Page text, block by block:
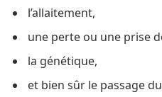
l’allaitement,
une perte ou une prise
la génétique,
et bien sûr le passage